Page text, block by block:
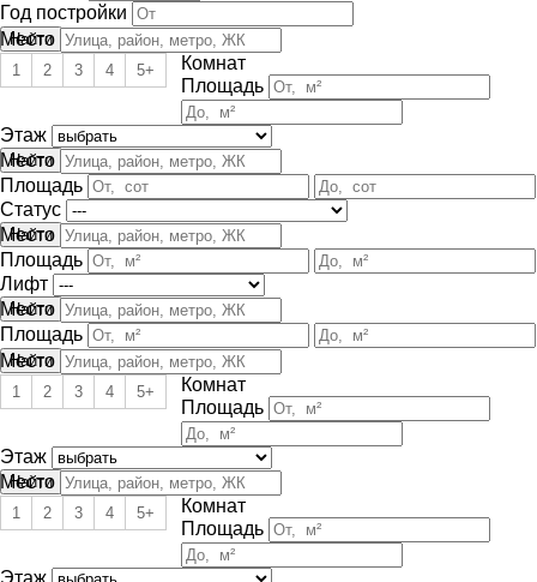
Год постройки
Место
Комнат
1 2 3 4 5+
Площадь
Этаж
Место
Площадь
Статус
Место
Площадь
Лифт
Место
Площадь
Место
Комнат
1 2 3 4 5+
Площадь
Этаж
Место
Комнат
1 2 3 4 5+
Площадь
Этаж